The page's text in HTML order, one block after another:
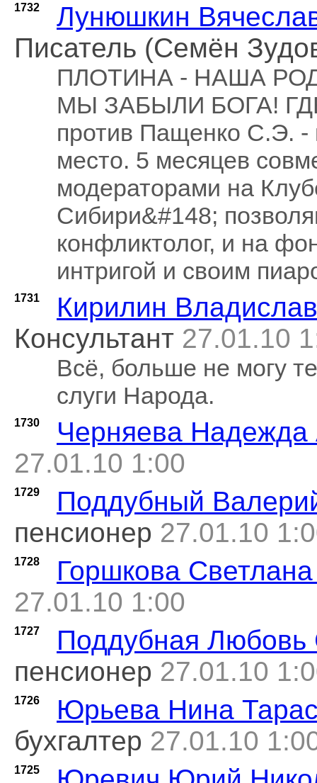
1732
Лунюшкин
Писатель (Семён
ПЛОТИНА - НАША
МЫ ЗАБЫЛИ БОГА!
против Пащенко С.Э. -
место. 5 месяцев
модераторами на
Сибири&#148;
конфликтолог, и на
интригой и своим
1731
Кирилин
Консультант 27.01.10
Всё, больше не могу
слуги Народа.
1730
Черняева Надежда
27.01.10 1:00
1729
Поддубный
пенсионер 27.01.10
1728
Горшкова
27.01.10 1:00
1727
Поддубная Любовь
пенсионер 27.01.10
1726
Юрьева Нина
бухгалтер 27.01.10
1725